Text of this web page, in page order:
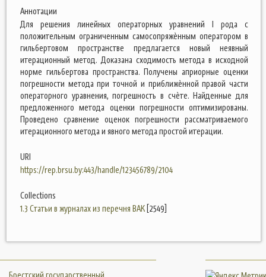
Аннотации
Для решения линейных операторных уравнений I рода с
положительным ограниченным самосопряжѐнным оператором в
гильбертовом пространстве предлагается новый неявный
итерационный метод. Доказана сходимость метода в исходной
норме гильбертова пространства. Получены априорные оценки
погрешности метода при точной и приближѐнной правой части
операторного уравнения, погрешность в счѐте. Найденные для
предложенного метода оценки погрешности оптимизированы.
Проведено сравнение оценок погрешности рассматриваемого
итерационного метода и явного метода простой итерации.
URI
https://rep.brsu.by:443/handle/123456789/2104
Collections
1.3 Статьи в журналах из перечня ВАК [2549]